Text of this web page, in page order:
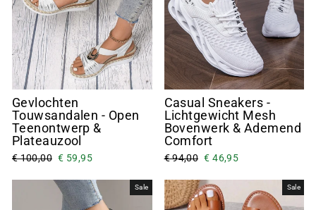
Gevlochten
Touwsandalen - Open
Teenontwerp &
Plateauzool
€ 100,00 € 59,95
Casual Sneakers -
Lichtgewicht Mesh
Bovenwerk & Ademend
Comfort
€ 94,00 € 46,95
Sale Sale